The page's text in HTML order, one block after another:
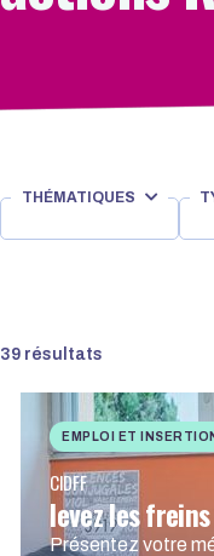
THÉMATIQUES
39 résultats
EMPLOI ET
CIDFF
levez les
Présentez votre